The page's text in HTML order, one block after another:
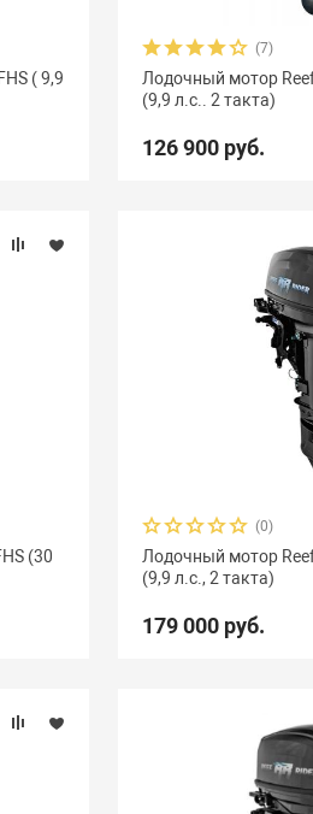
( 9,9
(7)
Лодочный мотор
(9,9 л.с.. 2 такта)
126 900 руб.
(30
(0)
Лодочный мотор Reef
(9,9 л.с., 2 такта)
179 000 руб.